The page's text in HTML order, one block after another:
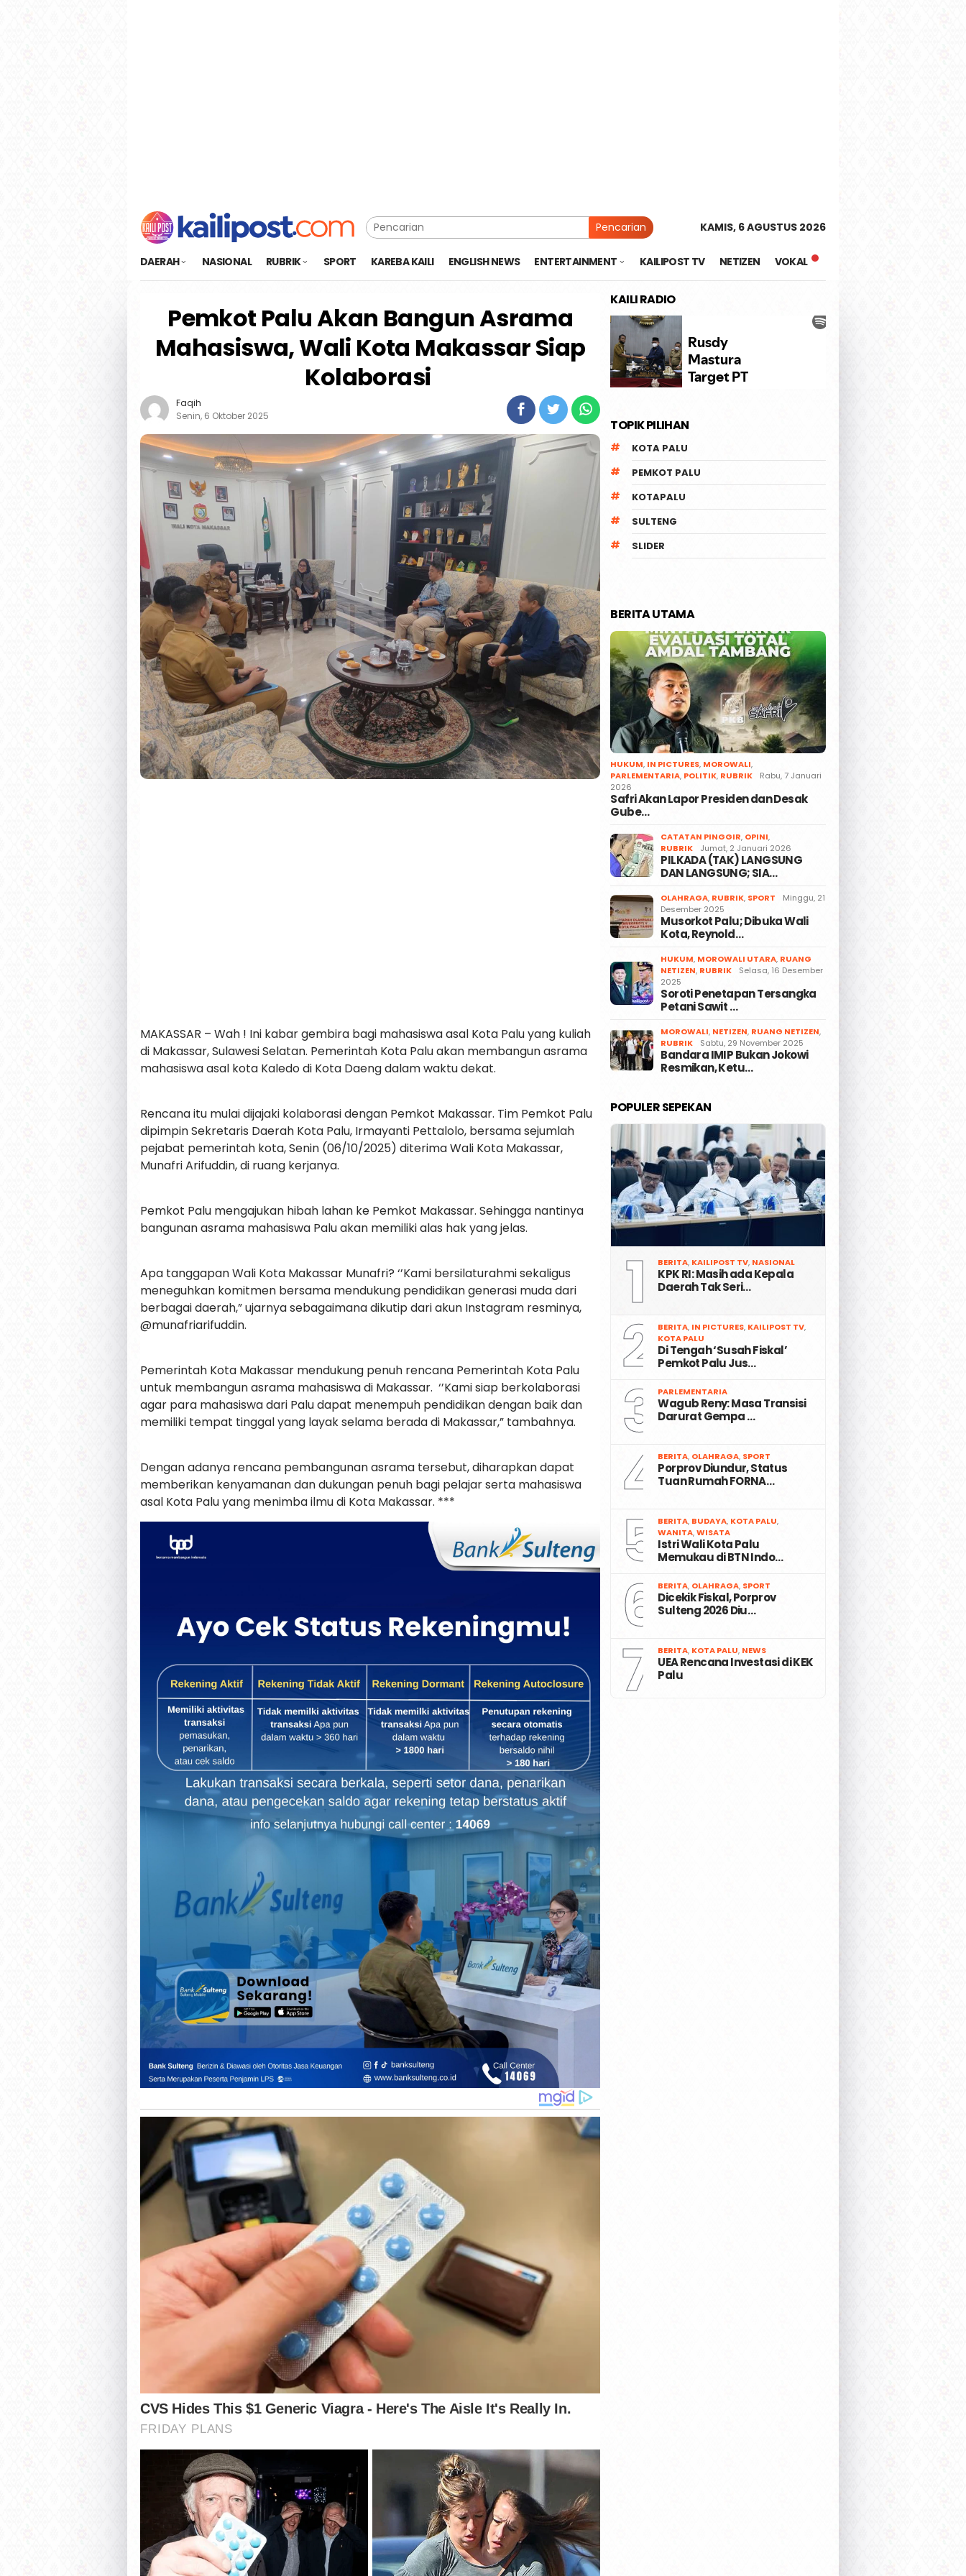
Pencarian KAMIS, 6 AGUSTUS 2026
DAERAH NASIONAL RUBRIK SPORT KAREBA KAILI ENGLISH NEWS ENTERTAINMENT KAILIPOST TV NETIZEN VOKAL
Pemkot Palu Akan Bangun Asrama
Mahasiswa, Wali Kota Makassar Siap
Kolaborasi
Faqih
Senin, 6 Oktober 2025
MAKASSAR – Wah ! Ini kabar gembira bagi mahasiswa asal Kota Palu yang kuliah
di Makassar, Sulawesi Selatan. Pemerintah Kota Palu akan membangun asrama
mahasiswa asal kota Kaledo di Kota Daeng dalam waktu dekat.
Rencana itu mulai dijajaki kolaborasi dengan Pemkot Makassar. Tim Pemkot Palu
dipimpin Sekretaris Daerah Kota Palu, Irmayanti Pettalolo, bersama sejumlah
pejabat pemerintah kota, Senin (06/10/2025) diterima Wali Kota Makassar,
Munafri Arifuddin, di ruang kerjanya.
Pemkot Palu mengajukan hibah lahan ke Pemkot Makassar. Sehingga nantinya
bangunan asrama mahasiswa Palu akan memiliki alas hak yang jelas.
Apa tanggapan Wali Kota Makassar Munafri? ‘’Kami bersilaturahmi sekaligus
meneguhkan komitmen bersama mendukung pendidikan generasi muda dari
berbagai daerah,” ujarnya sebagaimana dikutip dari akun Instagram resminya,
@munafriarifuddin.
Pemerintah Kota Makassar mendukung penuh rencana Pemerintah Kota Palu
untuk membangun asrama mahasiswa di Makassar. ‘’Kami siap berkolaborasi
agar para mahasiswa dari Palu dapat menempuh pendidikan dengan baik dan
memiliki tempat tinggal yang layak selama berada di Makassar,” tambahnya.
Dengan adanya rencana pembangunan asrama tersebut, diharapkan dapat
memberikan kenyamanan dan dukungan penuh bagi pelajar serta mahasiswa
asal Kota Palu yang menimba ilmu di Kota Makassar. ***
KAILI RADIO
TOPIK PILIHAN
KOTA PALU
PEMKOT PALU
KOTAPALU
SULTENG
SLIDER
BERITA UTAMA
HUKUM, IN PICTURES, MOROWALI,
PARLEMENTARIA, POLITIK, RUBRIK
Rabu, 7 Januari
2026
Safri Akan Lapor Presiden dan Desak
Gube…
CATATAN PINGGIR, OPINI,
RUBRIK
Jumat, 2 Januari 2026
PILKADA (TAK) LANGSUNG
DAN LANGSUNG; SIA…
OLAHRAGA, RUBRIK, SPORT
Minggu, 21
Desember 2025
Musorkot Palu; Dibuka Wali
Kota, Reynold…
HUKUM, MOROWALI UTARA, RUANG
NETIZEN, RUBRIK
Selasa, 16 Desember
2025
Soroti Penetapan Tersangka
Petani Sawit …
MOROWALI, NETIZEN, RUANG NETIZEN,
RUBRIK
Sabtu, 29 November 2025
Bandara IMIP Bukan Jokowi
Resmikan, Ketu…
POPULER SEPEKAN
1 BERITA, KAILIPOST TV, NASIONAL
KPK RI: Masih ada Kepala
Daerah Tak Seri…
2 BERITA, IN PICTURES, KAILIPOST TV,
KOTA PALU
Di Tengah ‘Susah Fiskal’
Pemkot Palu Jus…
3 PARLEMENTARIA
Wagub Reny: Masa Transisi
Darurat Gempa …
4 BERITA, OLAHRAGA, SPORT
Porprov Diundur, Status
Tuan Rumah FORNA…
5 BERITA, BUDAYA, KOTA PALU,
WANITA,WISATA
Istri Wali Kota Palu
Memukau di BTN Indo…
6 BERITA, OLAHRAGA, SPORT
Dicekik Fiskal, Porprov
Sulteng 2026 Diu…
7 BERITA, KOTA PALU, NEWS
UEA Rencana Investasi di KEK
Palu